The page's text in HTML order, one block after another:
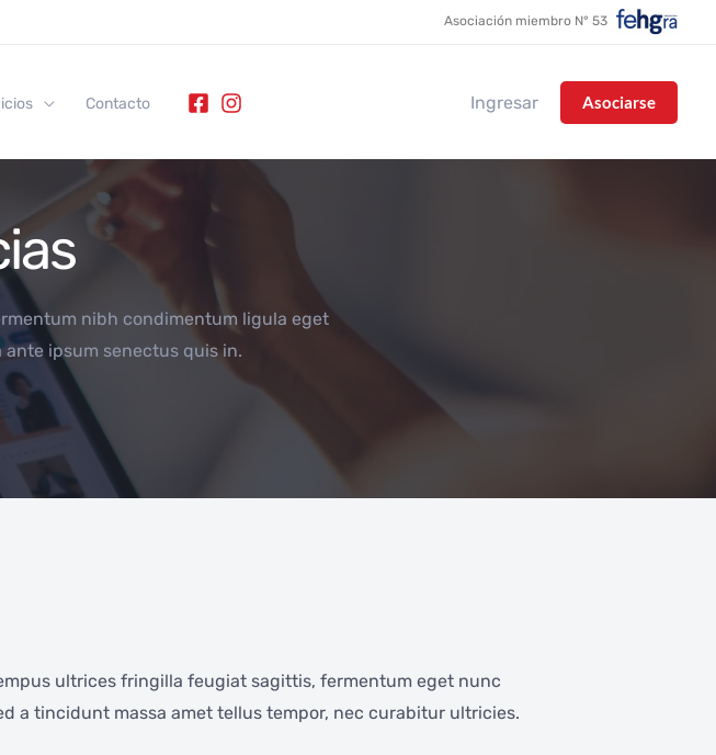
Asociación miembro N° 53
Contacto Ingresar Asociarse
nibh condimentum ligula eget
ipsum senectus quis in.
ultrices fringilla feugiat sagittis, fermentum eget nunc
a tincidunt massa amet tellus tempor, nec curabitur ultricies.